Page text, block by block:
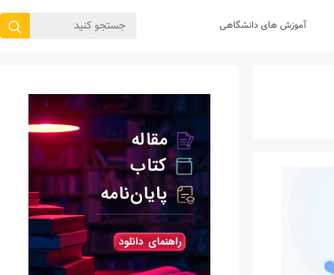
آموزش های دانشگاهی
جستجوی